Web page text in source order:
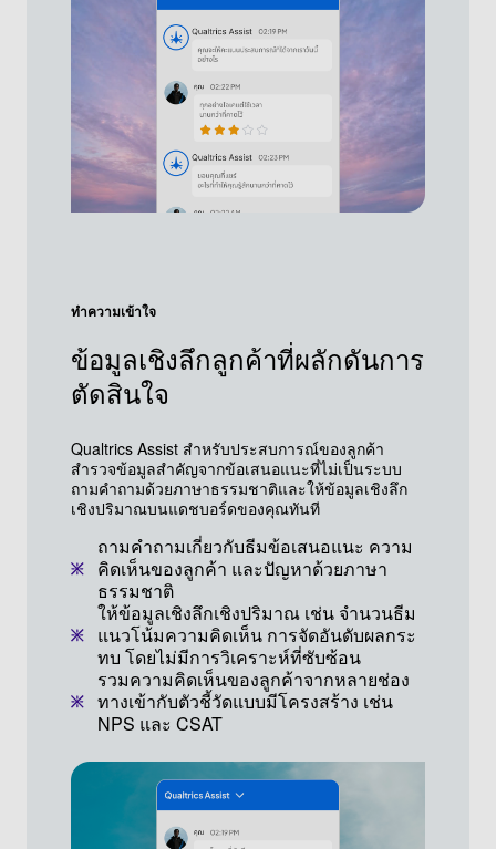
ทำความเข้าใจ
ข้อมูลเชิงลึกลูกค้าที่ผลักดันการ
ตัดสินใจ
Qualtrics Assist สำหรับประสบการณ์ของลูกค้า
สำรวจข้อมูลสำคัญจากข้อเสนอแนะที่ไม่เป็นระบบ
ถามคำถามด้วยภาษาธรรมชาติและให้ข้อมูลเชิงลึก
เชิงปริมาณบนแดชบอร์ดของคุณทันที
ถามคำถามเกี่ยวกับธีมข้อเสนอแนะ ความ
คิดเห็นของลูกค้า และปัญหาด้วยภาษา
ธรรมชาติ
ให้ข้อมูลเชิงลึกเชิงปริมาณ เช่น จำนวนธีม
แนวโน้มความคิดเห็น การจัดอันดับผลกระ
ทบ โดยไม่มีการวิเคราะห์ที่ซับซ้อน
รวมความคิดเห็นของลูกค้าจากหลายช่อง
ทางเข้ากับตัวชี้วัดแบบมีโครงสร้าง เช่น
NPS และ CSAT